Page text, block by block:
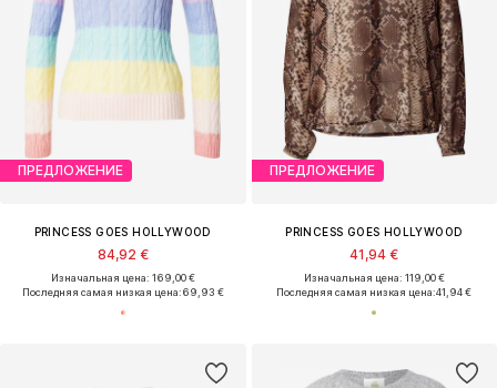
ПРЕДЛОЖЕНИЕ
PRINCESS GOES HOLLYWOOD
84,92 €
Изначальная цена: 169,00 €
Последняя самая низкая цена:69,93 €
ПРЕДЛОЖЕНИЕ
PRINCESS GOES HOLLYWOOD
41,94 €
Изначальная цена: 119,00 €
Последняя самая низкая цена:41,94 €